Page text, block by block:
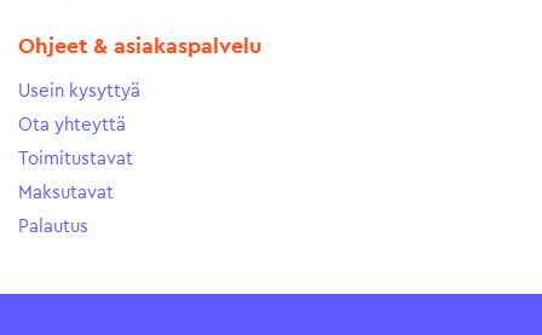
Ohjeet & asiakaspalvelu
Usein kysyttyä
Ota yhteyttä
Toimitustavat
Maksutavat
Palautus